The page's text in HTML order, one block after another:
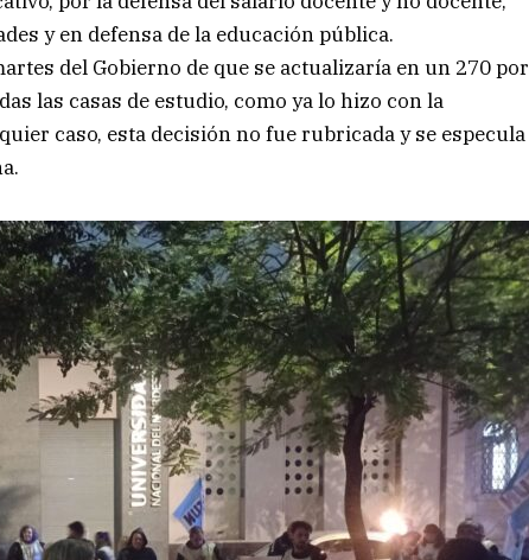
y en defensa de la educación pública.
del Gobierno de que se actualizaría en un 270 por
las casas de estudio, como ya lo hizo con la
caso, esta decisión no fue rubricada y se especula